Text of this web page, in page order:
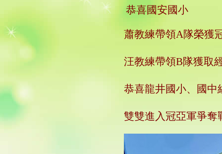
恭喜國安國小
蕭教練帶領A隊榮獲
汪教練帶領B隊獲取
恭喜龍井國小、國中
雙雙進入冠亞軍爭奪